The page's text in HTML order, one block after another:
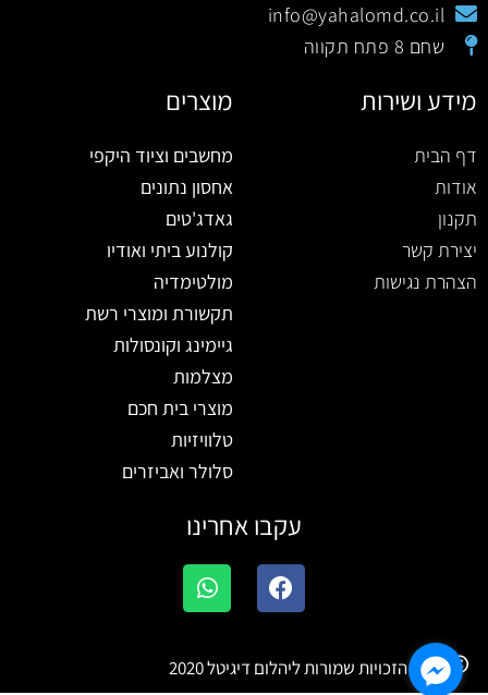
info@yahalomd.co.il
שחם 8 פתח תקווה
מידע ושירות
דף הבית
אודות
תקנון
יצירת קשר
הצהרת נגישות
מוצרים
מחשבים וציוד היקפי
אחסון נתונים
גאדג'טים
קולנוע ביתי ואודיו
מולטימדיה
תקשורת ומוצרי רשת
גיימינג וקונסולות
מצלמות
מוצרי בית חכם
טלוויזיות
סלולר ואביזרים
עקבו אחרינו
F
a
b
W
h
sכל הזכויות שמורות ליהלום דיגיטל 2020